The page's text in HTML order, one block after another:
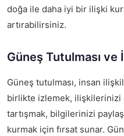
doğa ile daha iyi bir ilişki
artırabilirsiniz.
Güneş Tutulması ve
Güneş tutulması, insan
birlikte izlemek, ilişkilerinizi
tartışmak, bilgilerinizi
kurmak için fırsat sunar.